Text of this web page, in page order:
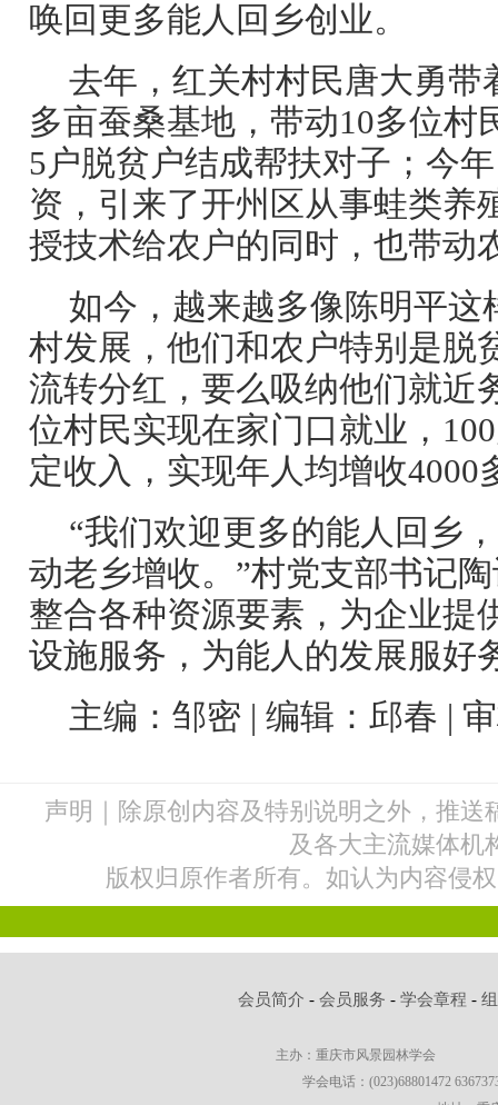
唤回更多能人回乡创业。
去年，红关村村民唐大勇带
多亩蚕桑基地，带动10多位村
5户脱贫户结成帮扶对子；今
资，引来了开州区从事蛙类养
授技术给农户的同时，也带动
如今，越来越多像陈明平这
村发展，他们和农户特别是脱
流转分红，要么吸纳他们就近
位村民实现在家门口就业，
定收入，实现年人均增收4000
“我们欢迎更多的能人回乡
动老乡增收。”村党支部书记
整合各种资源要素，为企业提
设施服务，为能人的发展服好
主编：邹密 | 编辑：邱春 |
声明｜除原创内容及特别说明之外，推送
及各大主流媒体机
版权归原作者所有。如认为内容侵
会员简介 -会员服务 -学会章程 -
主办：重庆市风景园林学会
学会电话：(023)68801472